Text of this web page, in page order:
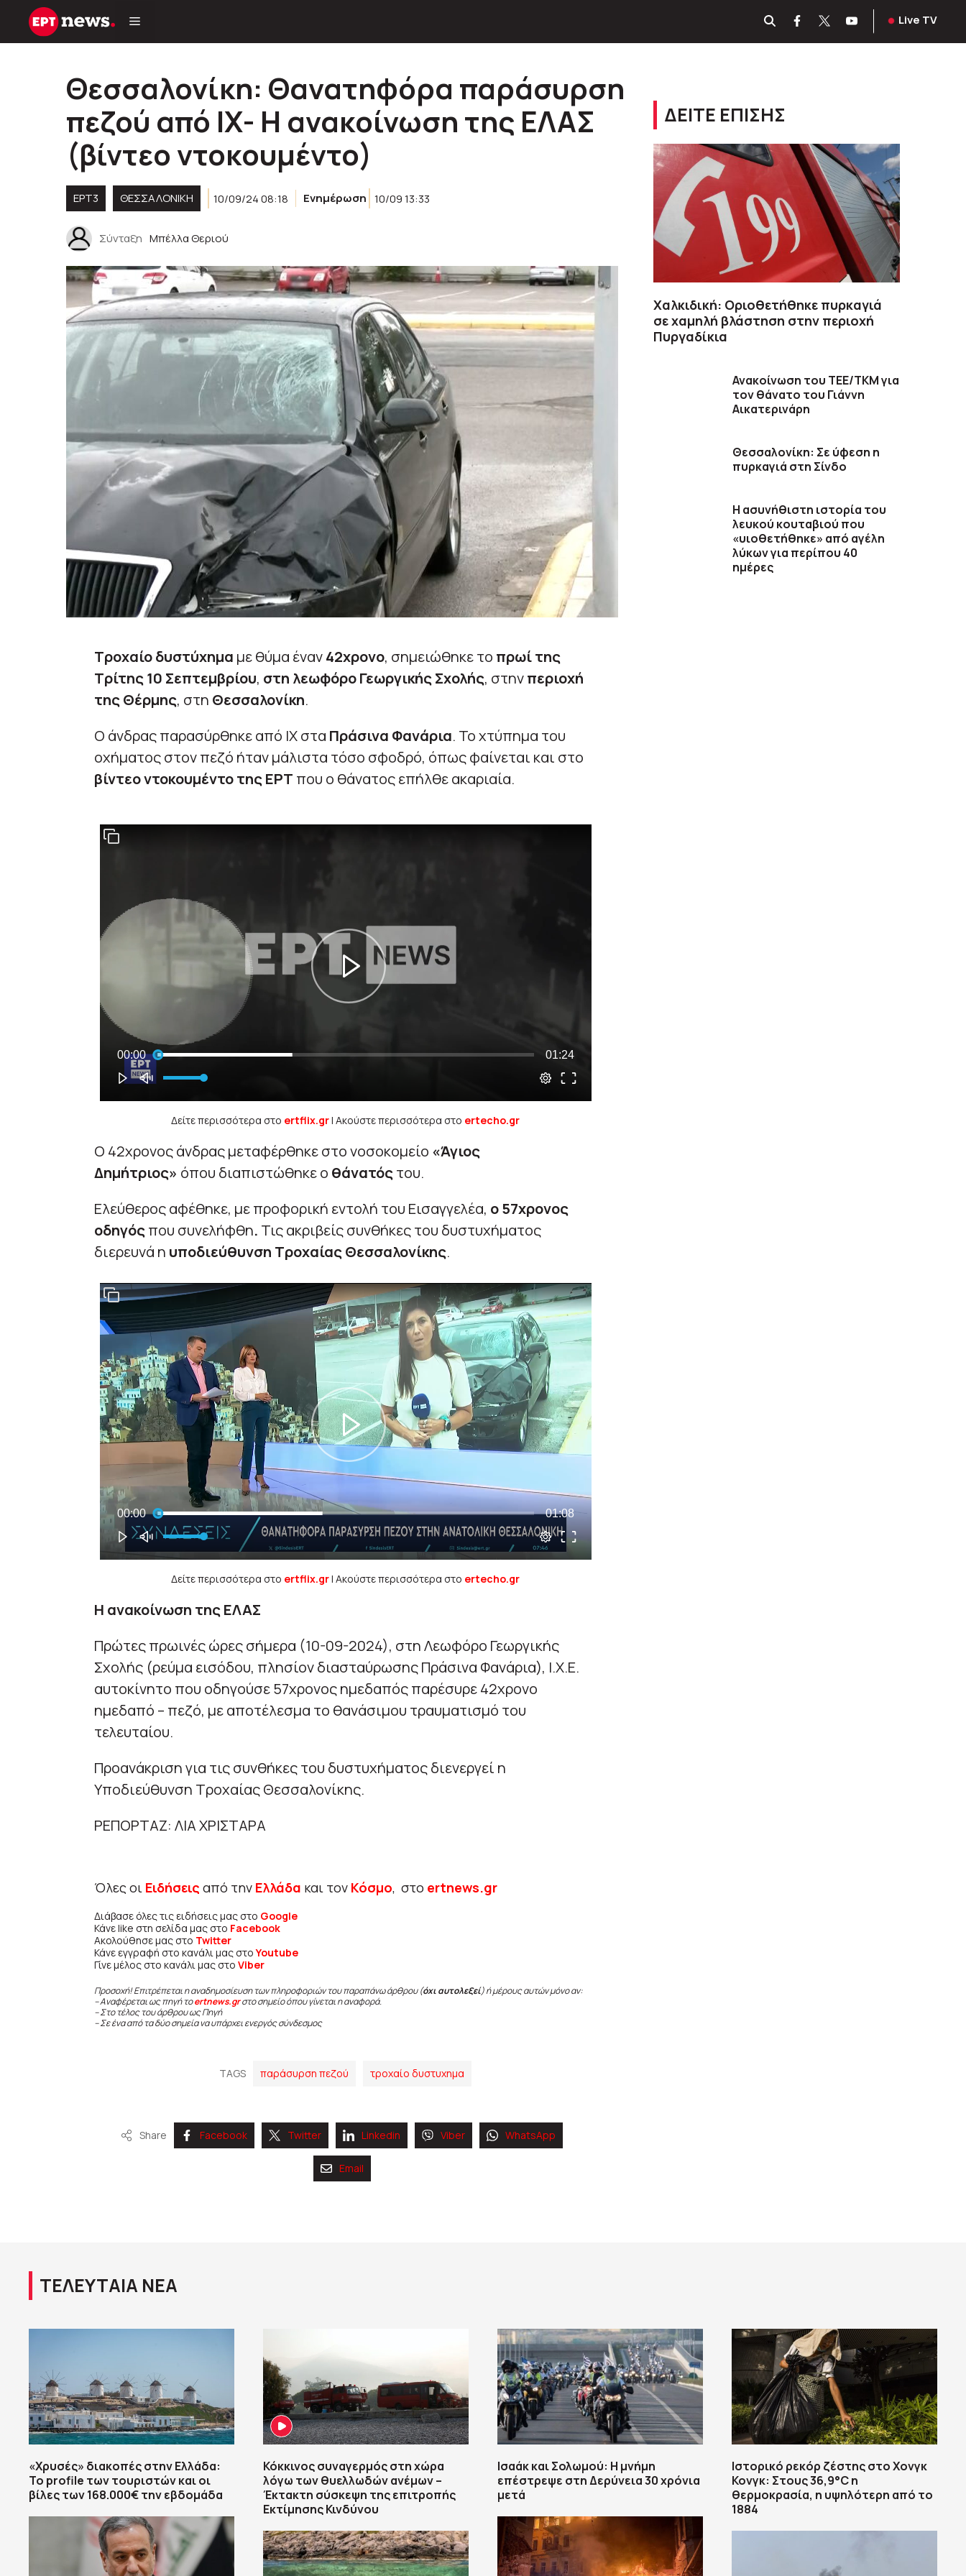
Μετάβαση
Live TV
Θεσσαλονίκη: Θανατηφόρα παράσυρση
πεζού από ΙΧ- Η ανακοίνωση της ΕΛΑΣ
(βίντεο ντοκουμέντο)
ΕΡΤ3 ΘΕΣΣΑΛΟΝΙΚΗ 10/09/24 08:18 Ενημέρωση 10/09 13:33
Σύνταξη Μπέλλα Θεριού
Τροχαίο δυστύχημα με θύμα έναν42χρονο, σημειώθηκε το πρωί της
Τρίτης 10 Σεπτεμβρίου, στη λεωφόρο Γεωργικής Σχολής, στηνπεριοχή
της Θέρμης, στη Θεσσαλονίκη.
Ο άνδρας παρασύρθηκε από ΙΧ στα Πράσινα Φανάρια. Το χτύπημα του
οχήματος στον πεζό ήταν μάλιστα τόσο σφοδρό, όπως φαίνεται και στο
βίντεο ντοκουμέντο της ΕΡΤ που ο θάνατος επήλθε ακαριαία.
Δείτε περισσότερα στο ertflix.gr| Ακούστε περισσότερα στο ertecho.gr
Ο 42χρονος άνδρας μεταφέρθηκε στο νοσοκομείο «Άγιος
Δημήτριος» όπου διαπιστώθηκε ο θάνατόςτου.
Ελεύθερος αφέθηκε, με προφορική εντολή του Εισαγγελέα, ο 57χρονος
οδηγόςπου συνελήφθη. Τις ακριβείς συνθήκες του δυστυχήματος
διερευνά η υποδιεύθυνση Τροχαίας Θεσσαλονίκης.
Δείτε περισσότερα στο ertflix.gr| Ακούστε περισσότερα στο ertecho.gr
Η ανακοίνωση της ΕΛΑΣ
Πρώτες πρωινές ώρες σήμερα (10-09-2024), στη Λεωφόρο Γεωργικής
Σχολής (ρεύμα εισόδου, πλησίον διασταύρωσης Πράσινα Φανάρια), Ι.Χ.Ε.
αυτοκίνητο που οδηγούσε 57χρονος ημεδαπός παρέσυρε 42χρονο
ημεδαπό – πεζό, με αποτέλεσμα το θανάσιμου τραυματισμό του
τελευταίου.
Προανάκριση για τις συνθήκες του δυστυχήματος διενεργεί η
Υποδιεύθυνση Τροχαίας Θεσσαλονίκης.
ΡΕΠΟΡΤΑΖ: ΛΙΑ ΧΡΙΣΤΑΡΑ
Όλες οι Ειδήσεις από την Ελλάδα και τον Κόσμο, στο ertnews.gr
Διάβασε όλες τις ειδήσεις μας στο Google
Κάνε like στη σελίδα μας στο Facebook
Ακολούθησε μας στο Twitter
Κάνε εγγραφή στο κανάλι μας στοYoutube
Γίνε μέλος στο κανάλι μας στο Viber
Προσοχή! Επιτρέπεται η αναδημοσίευση των πληροφοριών του παραπάνω άρθρου (όχι αυτολεξεί) ή μέρους αυτών μόνο αν:
– Αναφέρεται ως πηγή τοertnews.gr στο σημείο όπου γίνεται η αναφορά.
– Στο τέλος του άρθρου ως Πηγή
– Σε ένα από τα δύο σημεία να υπάρχει ενεργός σύνδεσμος
TAGS παράσυρση πεζού τροχαίο δυστυχημα
Share Facebook Twitter Linkedin Viber WhatsApp
Email
ΔΕΙΤΕ ΕΠΙΣΗΣ
Χαλκιδική: Οριοθετήθηκε πυρκαγιά
σε χαμηλή βλάστηση στην περιοχή
Πυργαδίκια
Ανακοίνωση του ΤΕΕ/ΤΚΜ για
τον θάνατο του Γιάννη
Αικατερινάρη
Θεσσαλονίκη: Σε ύφεση η
πυρκαγιά στη Σίνδο
Η ασυνήθιστη ιστορία του
λευκού κουταβιού που
«υιοθετήθηκε» από αγέλη
λύκων για περίπου 40
ημέρες
ΤΕΛΕΥΤΑΙΑ ΝΕΑ
«Χρυσές» διακοπές στην Ελλάδα:
Το profile των τουριστών και οι
βίλες των 168.000€ την εβδομάδα
Κόκκινος συναγερμός στη χώρα
λόγω των θυελλωδών ανέμων –
Έκτακτη σύσκεψη της επιτροπής
Εκτίμησης Κινδύνου
Ισαάκ και Σολωμού: Η μνήμη
επέστρεψε στη Δερύνεια 30 χρόνια
μετά
Ιστορικό ρεκόρ ζέστης στο Χονγκ
Κονγκ: Στους 36,9°C η
θερμοκρασία, η υψηλότερη από το
1884